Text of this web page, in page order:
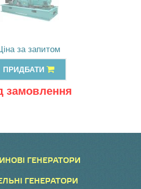
за запитом
ПРИДБАТИ
замовлення
ГЕНЕРАТОРИ
ГЕНЕРАТОРИ